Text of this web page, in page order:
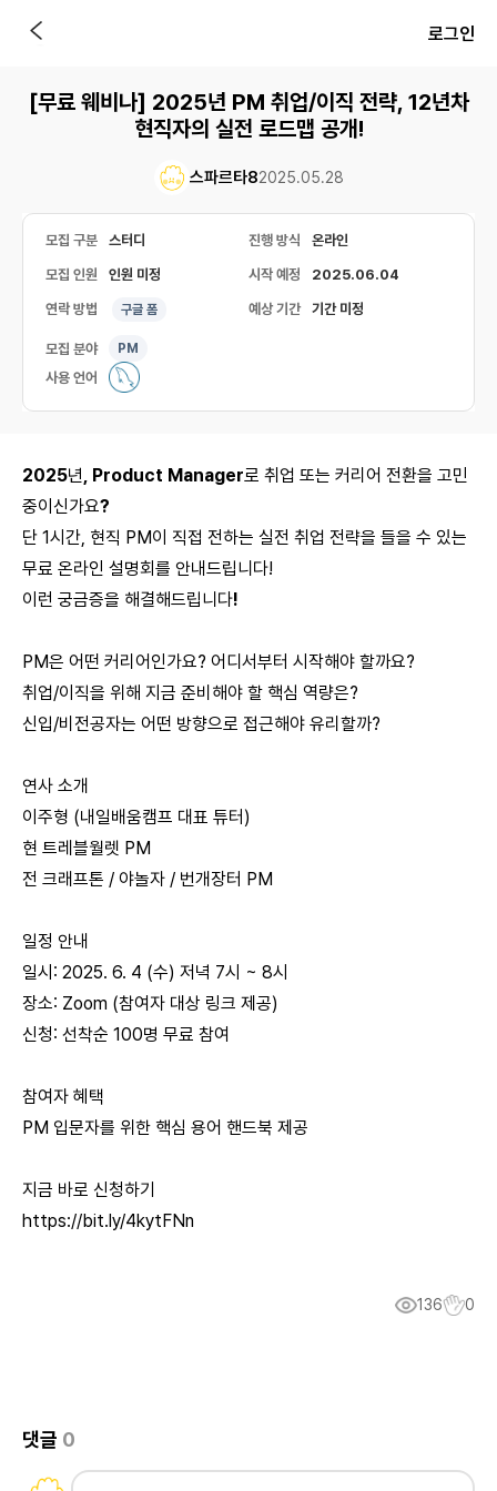
로그인
[무료 웨비나] 2025년 PM 취업/이직 전략, 12년차
현직자의 실전 로드맵 공개!
스파르타82025.05.28
모집 구분 스터디 진행 방식 온라인
모집 인원 인원 미정 시작 예정 2025.06.04
연락 방법 구글 폼 예상 기간 기간 미정
모집 분야 PM
사용 언어
2025년, Product Manager로 취업 또는 커리어 전환을 고민
중이신가요?
단 1시간, 현직 PM이 직접 전하는 실전 취업 전략을 들을 수 있는
무료 온라인 설명회를 안내드립니다!
이런 궁금증을 해결해드립니다!
PM은 어떤 커리어인가요? 어디서부터 시작해야 할까요?
취업/이직을 위해 지금 준비해야 할 핵심 역량은?
신입/비전공자는 어떤 방향으로 접근해야 유리할까?
연사 소개
이주형 (내일배움캠프 대표 튜터)
현 트레블월렛 PM
전 크래프톤 / 야놀자 / 번개장터 PM
일정 안내
일시: 2025. 6. 4 (수) 저녁 7시 ~ 8시
장소: Zoom (참여자 대상 링크 제공)
신청: 선착순 100명 무료 참여
참여자 혜택
PM 입문자를 위한 핵심 용어 핸드북 제공
지금 바로 신청하기
https://bit.ly/4kytFNn
136 0
댓글 0